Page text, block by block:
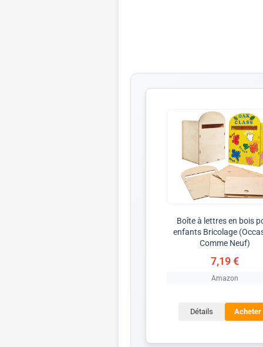
Boîte à lettres en bois
enfants Bricolage
Comme Neuf)
7,19 €
Amazon
Détails Acheter